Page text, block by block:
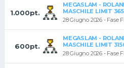
1.000pt.
MEGASLAM -
MASCHILE LIMIT
28 Giugno 2026 - Fase
600pt.
MEGASLAM -
MASCHILE LIMIT
28 Giugno 2026 - Fase